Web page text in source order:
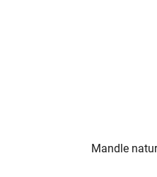
Mandle